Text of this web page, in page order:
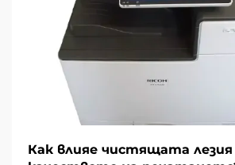
Как влияе чистящата лезия